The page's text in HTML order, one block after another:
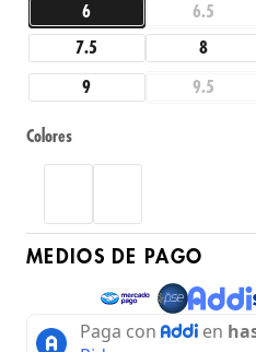
6 6.5
7.5 8
9 9.5
Colores
MEDIOS DE PAGO